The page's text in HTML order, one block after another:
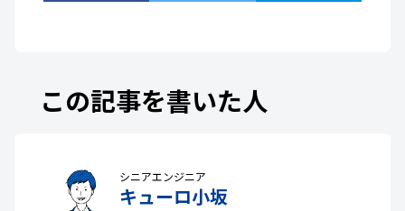
この記事を書いた人
シニアエンジニア
キューロ小坂